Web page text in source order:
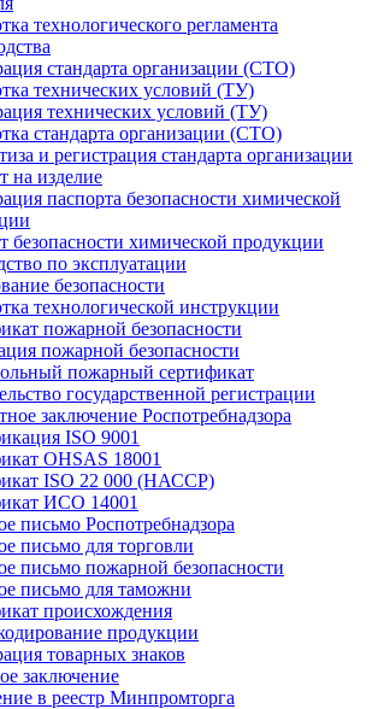
технологического регламента
стандарта организации (СТО)
технических условий (ТУ)
технических условий (ТУ)
стандарта организации (СТО)
и регистрация стандарта организации
на изделие
паспорта безопасности химической
безопасности химической продукции
по эксплуатации
безопасности
технологической инструкции
пожарной безопасности
пожарной безопасности
пожарный сертификат
государственной регистрации
заключение Роспотребнадзора
ISO 9001
OHSAS 18001
ISO 22 000 (НАССР)
ИСО 14001
письмо Роспотребнадзора
письмо для торговли
письмо пожарной безопасности
письмо для таможни
происхождения
продукции
товарных знаков
заключение
в реестр Минпромторга